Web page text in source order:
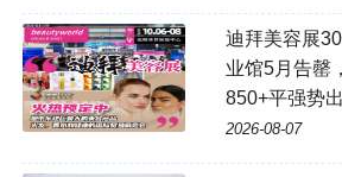
迪拜美容展
业馆5月告罄
850+平强势
2026-08-07